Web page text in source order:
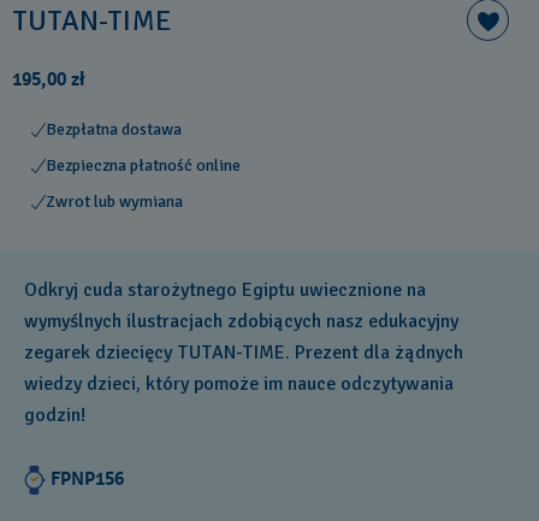
TUTAN-TIME
195,00 zł
Bezpłatna dostawa
Bezpieczna płatność online
Zwrot lub wymiana
Odkryj cuda starożytnego Egiptu uwiecznione na
wymyślnych ilustracjach zdobiących nasz edukacyjny
zegarek dziecięcy TUTAN-TIME. Prezent dla żądnych
wiedzy dzieci, który pomoże im nauce odczytywania
godzin!
FPNP156